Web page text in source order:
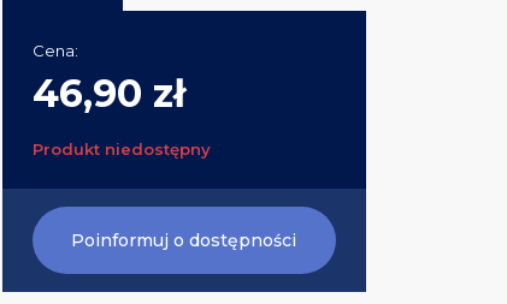
Cena:
46,90 zł
Produkt niedostępny
Poinformuj o dostępności